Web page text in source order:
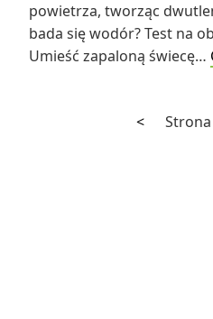
powietrza, tworząc
bada się wodór? Test na
Umieść zapaloną świecę…
Stronicowanie
Poprzednia
<